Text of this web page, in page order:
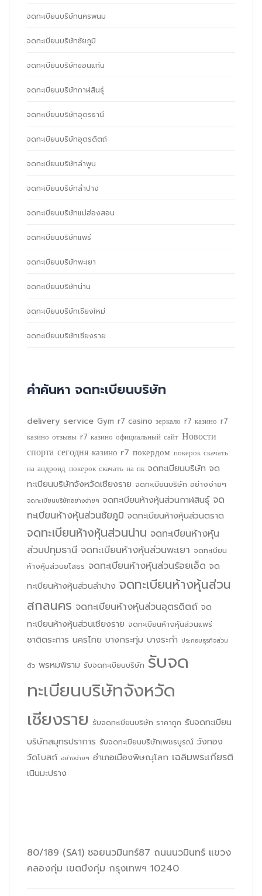
จดทะเบียนบริษัทนครพนม
จดทะเบียนบริษัทชัยภูมิ
จดทะเบียนบริษัทขอนแก่น
จดทะเบียนบริษัทกาฬสินธุ์
จดทะเบียนบริษัทอุดรธานี
จดทะเบียนบริษัทอุตรดิตถ์
จดทะเบียนบริษัทลำพูน
จดทะเบียนบริษัทลำปาง
จดทะเบียนบริษัทแม่ฮ่องสอน
จดทะเบียนบริษัทแพร่
จดทะเบียนบริษัทพะเยา
จดทะเบียนบริษัทน่าน
จดทะเบียนบริษัทเชียงใหม่
จดทะเบียนบริษัทเชียงราย
คำค้นหา จดทะเบียนบริษัท
delivery service Gym r7 casino зеркало r7 казино r7
казино отзывы r7 казино официальный сайт Новости
спорта сегодня казино r7 покердом покерок скачать
на андроид покерок скачать на пк จดทะเบียนบริษัท จด
ทะเบียนบริษัทจังหวัดเชียงราย จดทะเบียนบริษัท อย่างง่ายๆ
จดทะเบียนบริษัทอย่างง่ายๆ จดทะเบียนห้างหุ้นส่วนกาฬสินธุ์ จด
ทะเบียนห้างหุ้นส่วนชัยภูมิ จดทะเบียนห้างหุ้นส่วนตราด
จดทะเบียนห้างหุ้นส่วนน่าน จดทะเบียนห้างหุ้น
ส่วนปทุมธานี จดทะเบียนห้างหุ้นส่วนพะเยา จดทะเบียน
ห้างหุ้นส่วนยโสธร จดทะเบียนห้างหุ้นส่วนร้อยเอ็ด จด
ทะเบียนห้างหุ้นส่วนลำปาง จดทะเบียนห้างหุ้นส่วน
สกลนคร จดทะเบียนห้างหุ้นส่วนอุตรดิตถ์ จด
ทะเบียนห้างหุ้นส่วนเชียงราย จดทะเบียนห้างหุ้นส่วนแพร่
ชาติตระการ นครไทย บางกระทุ่ม บางระกำ ประกอบธุรกิจส่วน
ตัว พรหมพิราม รับจดทะเบียนบริษัท รับจด
ทะเบียนบริษัทจังหวัด
เชียงราย รับจดทะเบียนบริษัท ราคาถูก รับจดทะเบียน
บริษัทสมุทรปราการ รับจดทะเบียนบริษัทเพชรบูรณ์ วังทอง
วัดโบสถ์ อย่างง่ายๆ อำเภอเมืองพิษณุโลก เฉลิมพระเกียรติ
เนินมะปราง
80/189 (SA1) ซอยนวมินทร์87 ถนนนวมินทร์ แขวง
คลองกุ่ม เขตบึงกุ่ม กรุงเทพฯ 10240